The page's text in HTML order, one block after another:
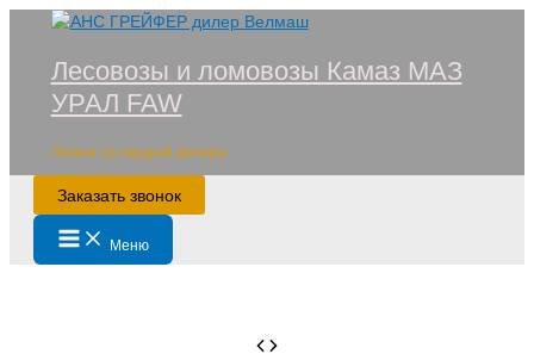
Перейти
содержимому
Лесовозы и ломовозы Камаз МАЗ
УРАЛ FAW
Лизинг со скидкой дилера
Заказать звонок
Main
Menu Меню